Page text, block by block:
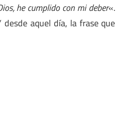
he cumplido con mi deber«.
aquel día, la frase que